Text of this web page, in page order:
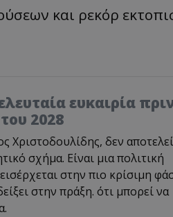
και ρεκόρ
ευκαιρία
2028
Χριστοδουλίδης, δεν αποτελεί
σχήμα. Είναι μια πολιτική
στην πιο κρίσιμη
στην πράξη. ότι μπορεί να